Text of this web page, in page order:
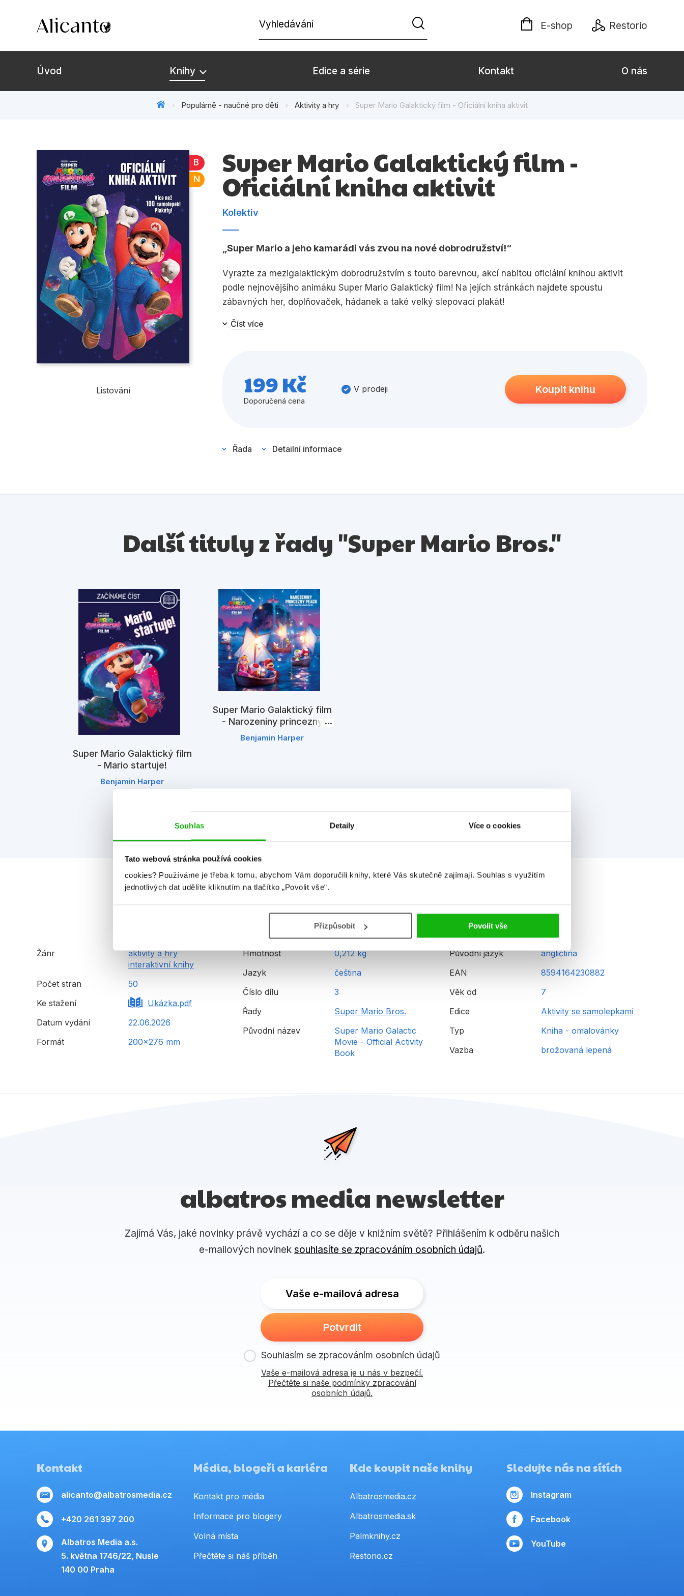
Souhlas Detaily Více o cookies
Tato webová stránka používá cookies
cookies? Používáme je třeba k tomu, abychom Vám doporučili knihy, které Vás skutečně zajímají. Souhlas s využitím
jednotlivých dat udělíte kliknutím na tlačítko „Povolit vše“.
Přizpůsobit Povolit vše
Vyhledávání E-shop Restorio
Úvod Knihy
Připravujeme
Bestsellery
Tipy redakce
Beletrie pro děti Beletrie pro dospělé
Kalendáře Komiks
Kuchařky Počítače
Umění a kultura Výchova a pedagogika
Zdraví a životní styl
Edice a série Kontakt O nás
Populárně - naučné pro děti Aktivity a hry Super Mario Galaktický film - Oficiální kniha aktivit
B
N
Listování
Super Mario Galaktický film -
Oficiální kniha aktivit
Kolektiv
Super Mario a jeho kamarádi vás zvou na nové dobrodružství!
Vyrazte za mezigalaktickým dobrodružstvím s touto barevnou, akcí nabitou oficiální knihou aktivit
podle nejnovějšího animáku Super Mario Galaktický film! Na jejích stránkách najdete spoustu
zábavných her, doplňovaček, hádanek a také velký slepovací plakát!
Číst více
199 Kč
Doporučená cena
V prodeji Koupit knihu
Řada Detailní informace
Další tituly z řady "Super Mario Bros."
Super Mario Galaktický film
- Mario startuje!
Benjamin Harper
Super Mario Galaktický film
- Narozeniny princezny
Peach
Benjamin Harper
Detailní informace
Žánr
aktivity a hry
interaktivní knihy
Počet stran
50
Ke stažení
Ukázka.pdf
Datum vydání
22.06.2026
Formát
200x276 mm
Hmotnost
0,212 kg
Jazyk
čeština
Číslo dílu
3
Řady
Super Mario Bros.
Původní název
Super Mario Galactic
Movie - Official Activity
Book
Původní jazyk
angličtina
EAN
8594164230882
Věk od
7
Edice
Aktivity se samolepkami
Typ
Kniha - omalovánky
Vazba
brožovaná lepená
albatros media newsletter
Zajímá Vás, jaké novinky právě vychází a co se děje v knižním světě? Přihlášením k odběru našich
e-mailových novinek souhlasíte se zpracováním osobních údajů.
Vaše e-mailová adresa
Potvrdit
Souhlasím se zpracováním osobních údajů
Vaše e-mailová adresa je u nás v bezpečí.
Přečtěte si naše podmínky zpracování
osobních údajů.
Kontakt
alicanto@albatrosmedia.cz
+420 261 397 200
Albatros Media a.s.
5. května 1746/22, Nusle
140 00 Praha
Média, blogeři a kariéra
Kontakt pro média
Informace pro blogery
Volná místa
Přečtěte si náš příběh
Kde koupit naše knihy
Albatrosmedia.cz
Albatrosmedia.sk
Palmknihy.cz
Restorio.cz
Sledujte nás na sítích
Instagram
Facebook
YouTube